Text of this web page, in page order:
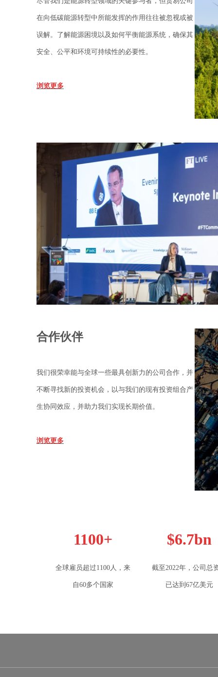
在向低碳能源转型中所能发挥的作用往往被忽视或被
误解。了解能源困境以及如何平衡能源系统，确保其
安全、公平和环境可持续性的必要性。
浏览更多
合作伙伴
我们很荣幸能与全球一些最具创新力的公司合作，并
不断寻找新的投资机会，以与我们的现有投资组合产
生协同效应，并助力我们实现长期价值。
浏览更多
1100+ $6.7bn
全球雇员超过1100人，来
自60多个国家
截至2022年，公司总
已达到67亿美元